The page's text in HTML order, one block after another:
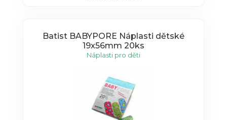
Batist BABYPORE Náplasti dětské
19x56mm 20ks
Náplasti pro děti